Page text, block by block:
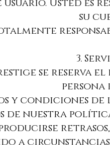
usuario. Usted es
su
3.
se reserva
y condiciones
de nuestra
producirse
a